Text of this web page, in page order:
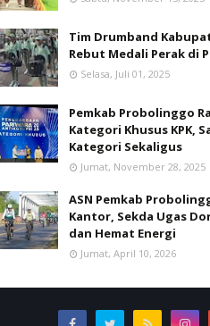
Tim Drumband
Rebut Medali Perak di
Selasa, Juli 01, 2025
Pemkab Probolinggo
Kategori Khusus KPK,
Kategori Sekaligus
Jumat, November 28, 2025
ASN Pemkab
Kantor, Sekda Ugas
dan Hemat Energi
Jumat, April 10, 2026